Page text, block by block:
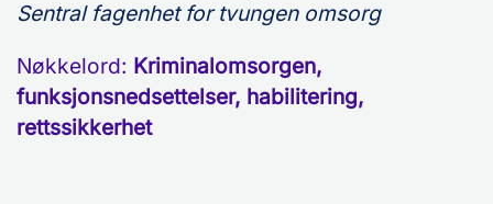
Sentral fagenhet for tvungen omsorg
Nøkkelord: Kriminalomsorgen,
funksjonsnedsettelser, habilitering,
rettssikkerhet